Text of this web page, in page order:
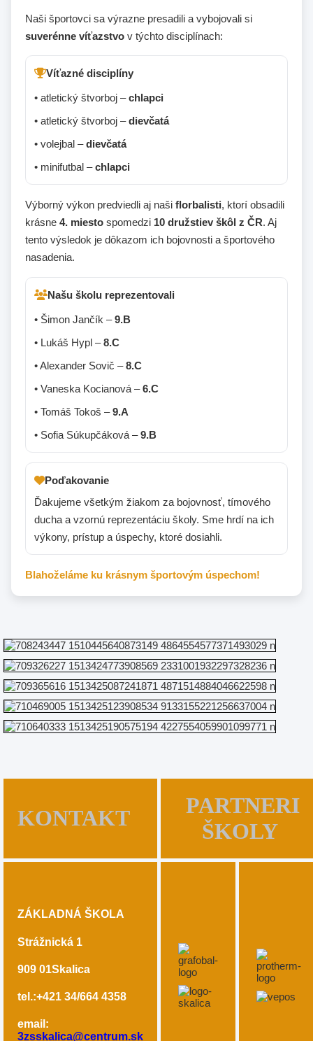
Naši športovci sa výrazne presadili a vybojovali si
suverénne víťazstvo v týchto disciplínach:
Víťazné disciplíny
• atletický štvorboj –chlapci
• atletický štvorboj –dievčatá
• volejbal –dievčatá
• minifutbal –chlapci
Výborný výkon predviedli aj naši florbalisti, ktorí obsadili
krásne 4. miesto spomedzi 10 družstiev škôl z ČR. Aj
tento výsledok je dôkazom ich bojovnosti a športového
nasadenia.
Našu školu reprezentovali
• Šimon Jančík –9.B
• Lukáš Hypl –8.C
• Alexander Sovič –8.C
• Vaneska Kocianová –6.C
• Tomáš Tokoš –9.A
• Sofia Súkupčáková –9.B
Poďakovanie
Ďakujeme všetkým žiakom za bojovnosť, tímového
ducha a vzornú reprezentáciu školy. Sme hrdí na ich
výkony, prístup a úspechy, ktoré dosiahli.
Blahoželáme ku krásnym športovým úspechom!
KONTAKT
PARTNERI
ŠKOLY
ZÁKLADNÁ ŠKOLA
Strážnická 1
909 01Skalica
tel.:+421 34/664 4358
email:
3zsskalica@centrum.sk